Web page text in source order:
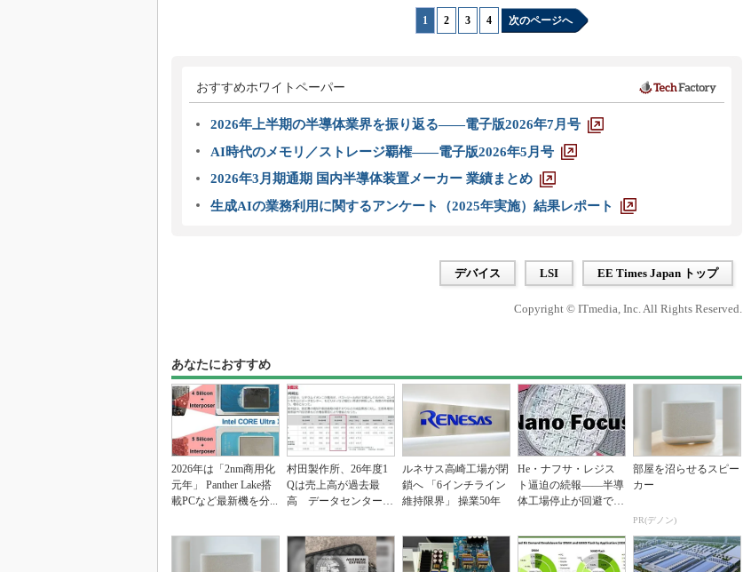
1 2 3 4 次のページへ
おすすめホワイトペーパー
2026年上半期の半導体業界を振り返る――電子版2026年7月号
AI時代のメモリ／ストレージ覇権――電子版2026年5月号
2026年3月期通期 国内半導体装置メーカー 業績まとめ
生成AIの業務利用に関するアンケート（2025年実施）結果レポート
デバイス LSI EE Times Japan トップ
Copyright © ITmedia, Inc. All Rights Reserved.
あなたにおすすめ
2026年は「2nm商用化
元年」 Panther Lake搭
載PCなど最新機を分...
村田製作所、26年度1
Qは売上高が過去最
高 データセンター関
ルネサス高崎工場が閉
鎖へ 「6インチライン
維持限界」 操業50年
He・ナフサ・レジス
ト逼迫の続報――半導
体工場停止が回避でき
部屋を沼らせるスピー
カー
PR(デノン)